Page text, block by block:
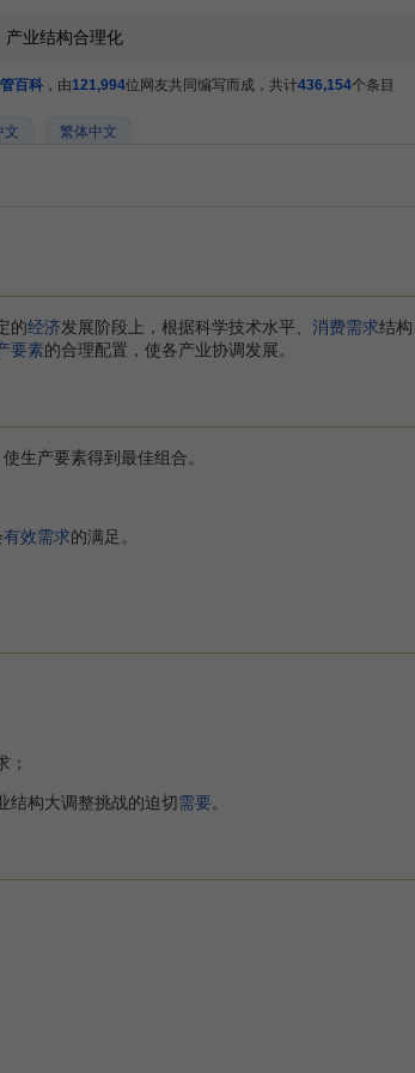
百科 ，由121,994位网友共同编写而成，共计436,154个条目
文 繁体中文
的经济发展阶段上，根据科学技术水平、 消费需求结
要素的合理配置，使各产业协调发展。
生产要素得到最佳组合。
有效需求的满足。
；
结构大调整挑战的迫切需要。